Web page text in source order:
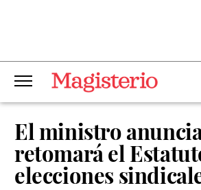
El ministro
retomará el
elecciones